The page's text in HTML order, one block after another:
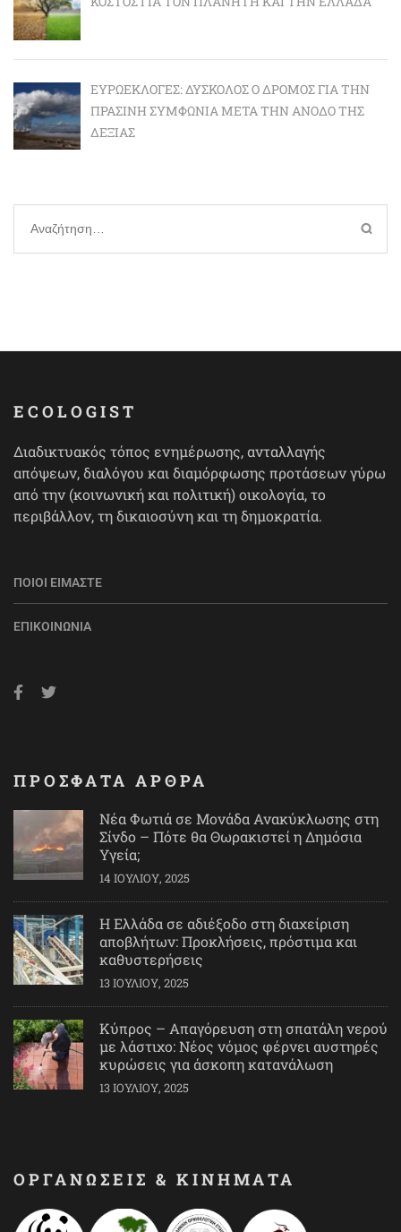
ΕΥΡΩΕΚΛΟΓΈΣ: ΔΎΣΚΟΛΟΣ Ο ΔΡΌΜΟΣ ΓΙΑ ΤΗΝ
ΠΡΆΣΙΝΗ ΣΥΜΦΩΝΊΑ ΜΕΤΆ ΤΗΝ ΆΝΟΔΟ ΤΗΣ
ΔΕΞΙΆΣ
Αναζήτηση
για:
ECOLOGIST
Διαδικτυακός τόπος ενημέρωσης, ανταλλαγής
απόψεων, διαλόγου και διαμόρφωσης προτάσεων γύρω
από την (κοινωνική και πολιτική) οικολογία, το
περιβάλλον, τη δικαιοσύνη και τη δημοκρατία.
ΠΟΙΟΙ ΕΊΜΑΣΤΕ
ΕΠΙΚΟΙΝΩΝΊΑ
ΠΡΟΣΦΑΤΑ ΑΡΘΡΑ
Νέα Φωτιά σε Μονάδα Ανακύκλωσης στη
Σίνδο – Πότε θα Θωρακιστεί η Δημόσια
Υγεία;
14 ΙΟΥΛΊΟΥ, 2025
Η Ελλάδα σε αδιέξοδο στη διαχείριση
αποβλήτων: Προκλήσεις, πρόστιμα και
καθυστερήσεις
13 ΙΟΥΛΊΟΥ, 2025
Κύπρος – Απαγόρευση στη σπατάλη νερού
με λάστιχο: Νέος νόμος φέρνει αυστηρές
κυρώσεις για άσκοπη κατανάλωση
13 ΙΟΥΛΊΟΥ, 2025
ΟΡΓΑΝΩΣΕΙΣ & ΚΙΝΗΜΑΤΑ